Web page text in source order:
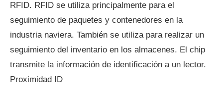
RFID. RFID se utiliza principalmente para el
seguimiento de paquetes y contenedores en la
industria naviera. También se utiliza para realizar un
seguimiento del inventario en los almacenes. El chip
transmite la información de identificación a un lector.
Proximidad ID